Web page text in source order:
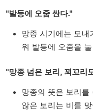
"발등에 오줌 싼다."
망종 시기에는 모
워 발등에 오줌을
"망종 넘은 보리, 꾀꼬리
망종의 뜻은 보리를
않은 보리는 비를